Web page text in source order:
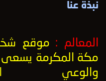
نبذة عنا
المعالم : موقع
مكة المكرمة يسعى
والوعي